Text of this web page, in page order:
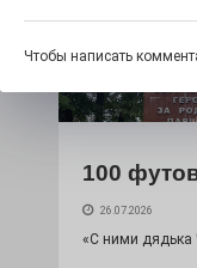
100
26.07.2026
«С ними дядька
Чтобы написать